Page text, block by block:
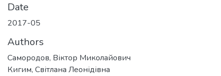
Date
2017-05
Authors
Самородов, Віктор Миколайович
Кигим, Світлана Леонідівна